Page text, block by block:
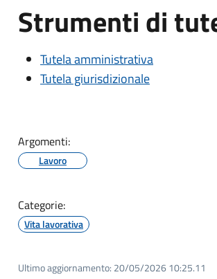
Strumenti di
Tutela amministrativa
Tutela giurisdizionale
Argomenti:
Lavoro
Categorie:
Vita lavorativa
Ultimo aggiornamento: 20/05/2026 10:25.11